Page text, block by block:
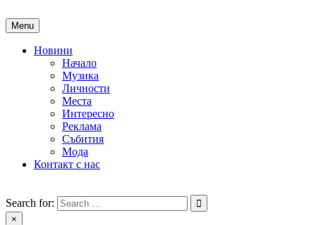
to
content
Menu
Новини
Начало
Музика
Личности
Места
Интересно
Реклама
Събития
Мода
Контакт с нас
People of Bulgaria
За хората на България
Search for:
×